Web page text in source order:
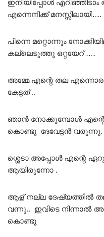
ഇനിയിപ്പോൾ
എന്നെനിക്ക് മനസ്സിലായി….
പിന്നെ മറ്റൊന്നും
കല്ലെടുത്തു ഒറ്റയേറ് ….
അമ്മേ എന്റെ തല എന്നൊരു
കേട്ടത് ..
ഞാൻ നോക്കുമ്പോൾ എന്റെ
കൊണ്ടു ദേവേട്ടൻ വരുന്നു.
ശ്ശെടാ അപ്പോൾ എന്റെ ഏറു
ആയിരുന്നോ .
ആള് നല്ല ദേഷ്യത്തിൽ
വന്നു.. ഇവിടെ നിന്നാൽ
കൊണ്ടു